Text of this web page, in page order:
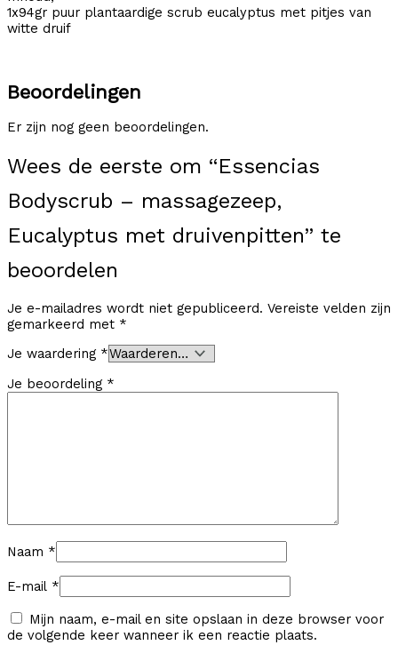
1x94gr puur plantaardige scrub eucalyptus met pitjes van
witte druif
Beoordelingen
Er zijn nog geen beoordelingen.
Wees de eerste om “Essencias
Bodyscrub – massagezeep,
Eucalyptus met druivenpitten” te
beoordelen
Je e-mailadres wordt niet gepubliceerd. Vereiste velden zijn
gemarkeerd met *
Je waardering *
Je beoordeling *
Naam *
E-mail *
Mijn naam, e-mail en site opslaan in deze browser voor
de volgende keer wanneer ik een reactie plaats.